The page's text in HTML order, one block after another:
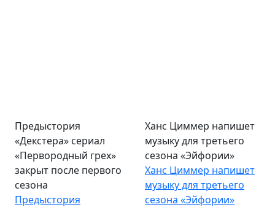
Предыстория
«Декстера» сериал
«Первородный грех»
закрыт после первого
сезона
Предыстория
Ханс Циммер напишет
музыку для третьего
сезона «Эйфории»
Ханс Циммер напишет
музыку для третьего
сезона «Эйфории»